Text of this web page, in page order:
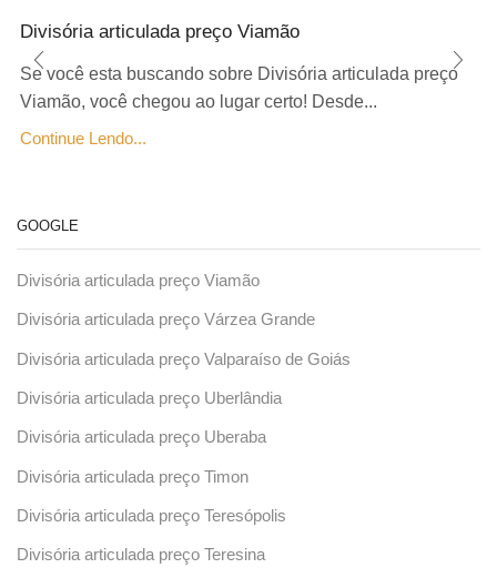
Divisória articulada preço Viamão
Se você esta buscando sobre Divisória articulada preço
Viamão, você chegou ao lugar certo! Desde...
Continue Lendo...
GOOGLE
Divisória articulada preço Viamão
Divisória articulada preço Várzea Grande
Divisória articulada preço Valparaíso de Goiás
Divisória articulada preço Uberlândia
Divisória articulada preço Uberaba
Divisória articulada preço Timon
Divisória articulada preço Teresópolis
Divisória articulada preço Teresina